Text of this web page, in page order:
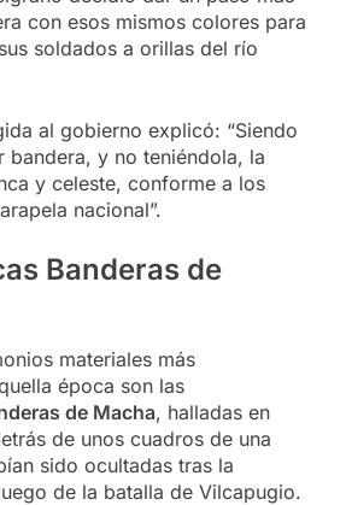
con esos mismos colores para
soldados a orillas del río
al gobierno explicó: “Siendo
bandera, y no teniéndola, la
y celeste, conforme a los
nacional”.
Banderas de
materiales más
época son las
de Macha, halladas en
de unos cuadros de una
sido ocultadas tras la
de la batalla de Vilcapugio.